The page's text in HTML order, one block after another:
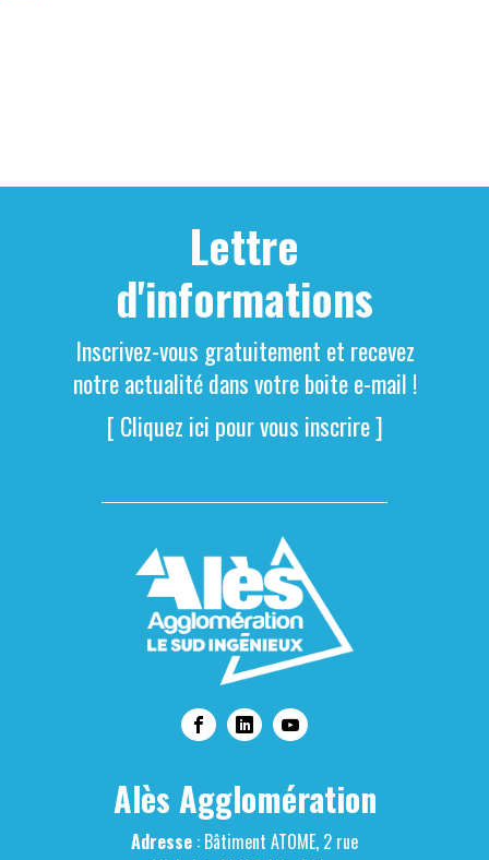
Lettre
d'informations
Inscrivez-vous gratuitement et recevez
notre actualité dans votre boite e-mail !
[ Cliquez ici pour vous inscrire ]
Alès Agglomération
Adresse : Bâtiment ATOME, 2 rue